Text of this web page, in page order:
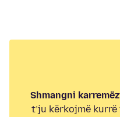
Shmangni
t’ju kërkojmë